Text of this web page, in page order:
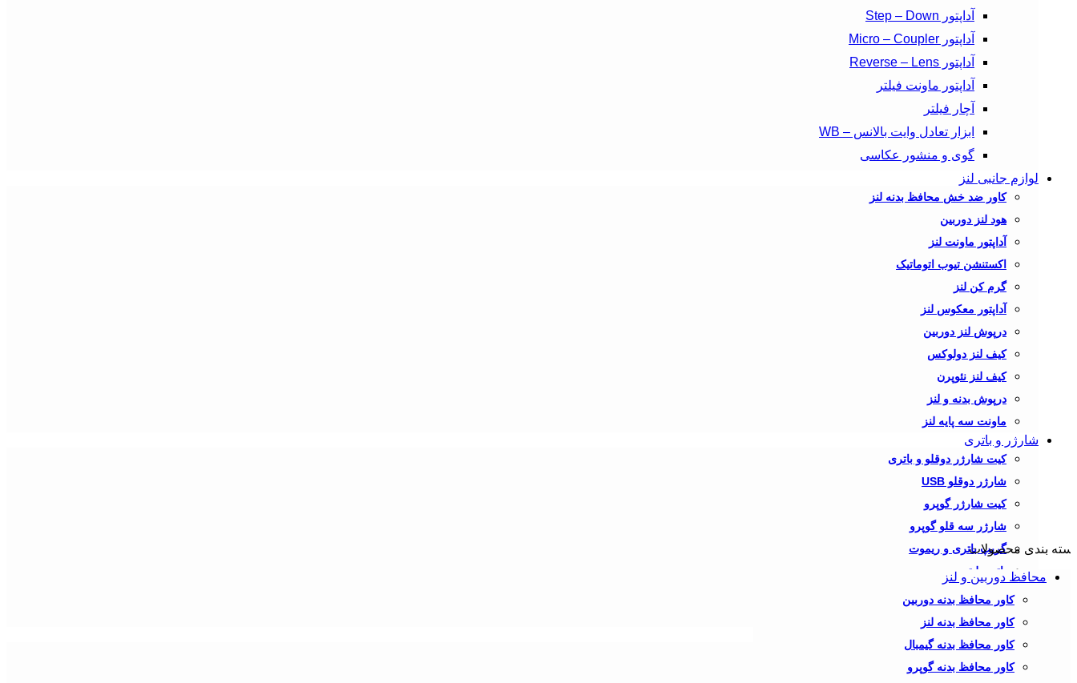
آداپتور Step – Down
آداپتور Micro – Coupler
آداپتور Reverse – Lens
آداپتور ماونت فیلتر
آچار فیلتر
ابزار تعادل وایت بالانس – WB
گوی و منشور عکاسی
لوازم جانبی لنز
کاور ضد خش محافظ بدنه لنز
هود لنز دوربین
آداپتور ماونت لنز
اکستنشن تیوب اتوماتیک
گرم کن لنز
آداپتور معکوس لنز
درپوش لنز دوربین
کیف لنز دولوکس
کیف لنز نئوپرن
درپوش بدنه و لنز
ماونت سه پایه لنز
شارژر و باتری
کیت شارژر دوقلو و باتری
شارژر دوقلو USB
کیت شارژر گوپرو
شارژر سه قلو گوپرو
گریپ باتری و ریموت
باتری لیتیومی
آداپتور و کیت باتری
کابل افزایش طول شارژر
دکمه شاتر نرم
دکمه شاتر نرم سری D
بندی محصولات
محافظ دوربین و لنز
کاور محافظ بدنه دوربین
کاور محافظ بدنه لنز
کاور محافظ بدنه گیمبال
کاور محافظ بدنه گوپرو